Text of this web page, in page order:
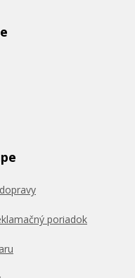
poriadok